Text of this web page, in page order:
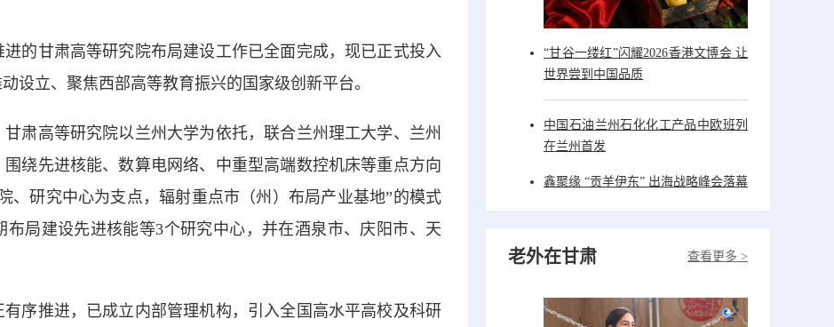
甘肃高等研究院布局建设工作已全面完成，现已正式投入
设立、聚焦西部高等教育振兴的国家级创新平台。
高等研究院以兰州大学为依托，联合兰州理工大学、兰州
绕先进核能、数算电网络、中重型高端数控机床等重点方向
、研究中心为支点，辐射重点市（州）布局产业基地”的模式
局建设先进核能等3个研究中心，并在酒泉市、庆阳市、天
推进，已成立内部管理机构，引入全国高水平高校及科研
“甘谷一缕红”闪耀2026香港文博会 让
世界尝到中国品质
中国石油兰州石化化工产品中欧班列
在兰州首发
鑫聚缘 “贡羊伊东” 出海战略峰会落幕
查看更多 >
老外在甘肃